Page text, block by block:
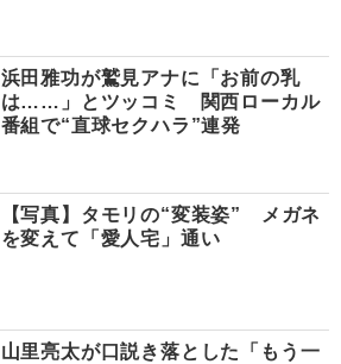
浜田雅功が鷲見アナに「お前の乳
は……」とツッコミ 関西ローカル
番組で“直球セクハラ”連発
【写真】タモリの“変装姿” メガネ
を変えて「愛人宅」通い
山里亮太が口説き落とした「もう一